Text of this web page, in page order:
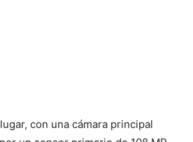
con una cámara principal